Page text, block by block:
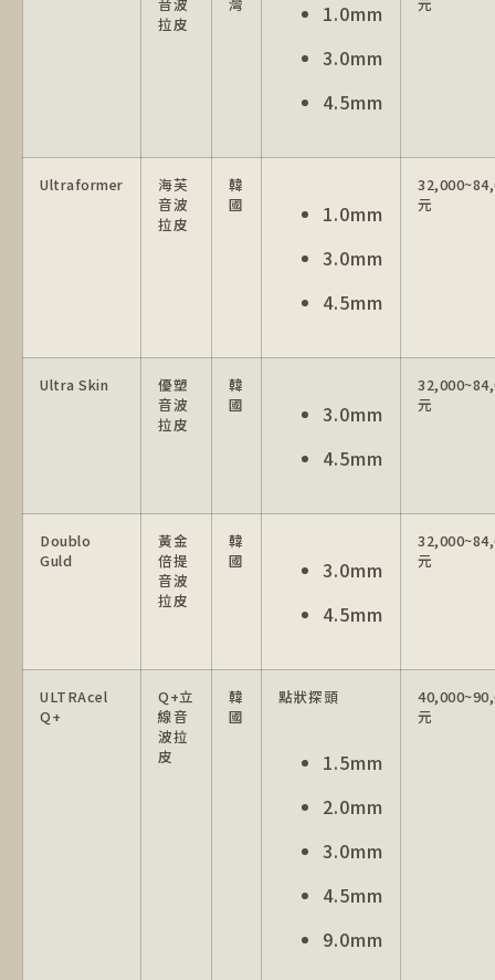
拉皮
1.0mm
3.0mm
4.5mm
Ultraformer
海芙
音波
拉皮
韓
國
1.0mm
3.0mm
4.5mm
元
Ultra Skin
優塑
音波
拉皮
韓
國
3.0mm
4.5mm
元
Doublo
Guld
黃金
倍提
音波
拉皮
韓
國
3.0mm
4.5mm
元
ULTRAcel
Q+
Q+立
線音
波拉
皮
韓
國
點狀探頭
1.5mm
2.0mm
3.0mm
4.5mm
9.0mm
元